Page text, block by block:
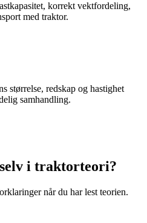
korrekt vektfordeling,
med traktor.
størrelse, redskap og hastighet
samhandling.
i traktorteori?
når du har lest teorien.